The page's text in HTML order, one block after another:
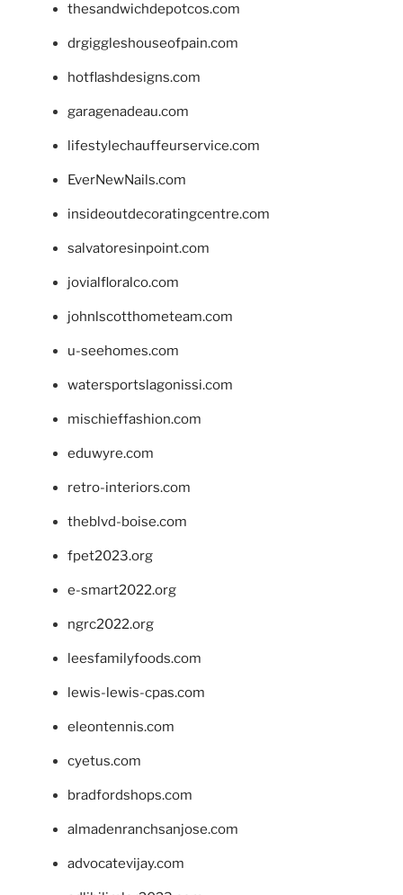
thesandwichdepotcos.com
drgiggleshouseofpain.com
hotflashdesigns.com
garagenadeau.com
lifestylechauffeurservice.com
EverNewNails.com
insideoutdecoratingcentre.com
salvatoresinpoint.com
jovialfloralco.com
johnlscotthometeam.com
u-seehomes.com
watersportslagonissi.com
mischieffashion.com
eduwyre.com
retro-interiors.com
theblvd-boise.com
fpet2023.org
e-smart2022.org
ngrc2022.org
leesfamilyfoods.com
lewis-lewis-cpas.com
eleontennis.com
cyetus.com
bradfordshops.com
almadenranchsanjose.com
advocatevijay.com